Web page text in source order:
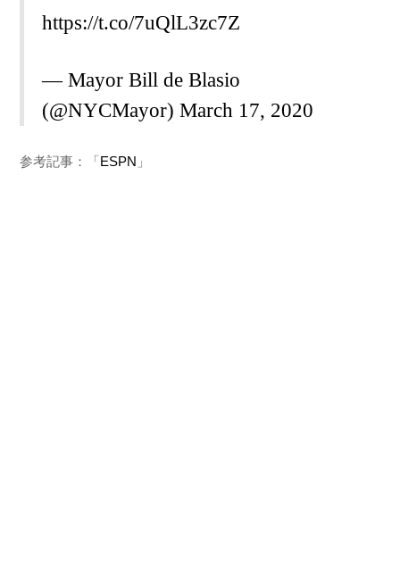
https://t.co/7uQlL3zc7Z
— Mayor Bill de Blasio
(@NYCMayor) March 17, 2020
参考記事：「ESPN 」